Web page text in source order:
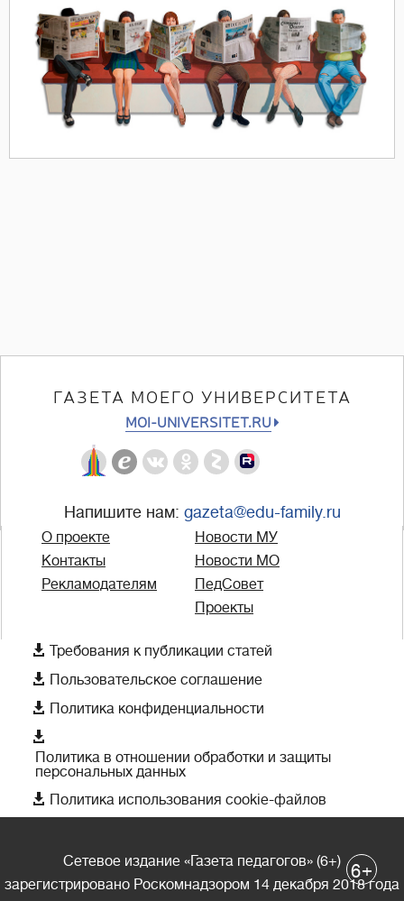
ГАЗЕТА МОЕГО УНИВЕРСИТЕТА
MOI-UNIVERSITET.RU
Напишите нам: gazeta@edu-family.ru
О проекте
Контакты
Рекламодателям
Новости МУ
Новости МО
ПедСовет
Проекты
 Требования к публикации статей
 Пользовательское соглашение
 Политика конфиденциальности

Политика в отношении обработки и защиты
персональных данных
 Политика использования cookie-файлов
Сетевое издание «Газета педагогов» (6+)
зарегистрировано Роскомнадзором 14 декабря 2018 года
6+